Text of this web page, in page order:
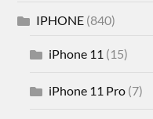
IPHONE (840)
iPhone 11 (15)
iPhone 11 Pro (7)